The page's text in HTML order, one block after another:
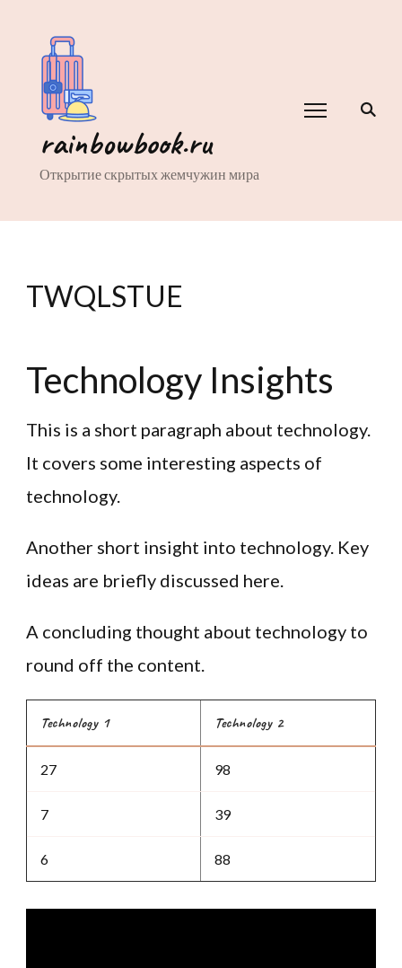
rainbowbook.ru
Открытие скрытых жемчужин мира
TWQLSTUE
Technology Insights
This is a short paragraph about technology.
It covers some interesting aspects of
technology.
Another short insight into technology. Key
ideas are briefly discussed here.
A concluding thought about technology to
round off the content.
Technology 1 Technology 2
27 98
7 39
6 88